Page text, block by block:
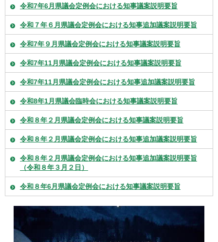
令和7年6月県議会定例会における知事議案説明要旨
令和７年６月県議会定例会における知事追加議案説明要旨
令和7年９月県議会定例会における知事議案説明要旨
令和7年11月県議会定例会における知事議案説明要旨
令和7年11月県議会定例会における知事追加議案説明要旨
令和8年1月県議会臨時会における知事議案説明要旨
令和８年２月県議会定例会における知事議案説明要旨
令和８年２月県議会定例会における知事追加議案説明要旨
令和８年２月県議会定例会における知事追加議案説明要旨
（令和８年３月２日）
令和８年6月県議会定例会における知事議案説明要旨